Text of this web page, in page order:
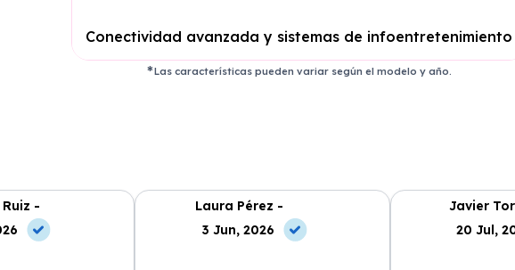
Conectividad avanzada y sistemas de infoentretenimiento
Las características pueden variar según el modelo y año.
-
Laura Pérez -
3 Jun, 2026
Javier
20 Jul,